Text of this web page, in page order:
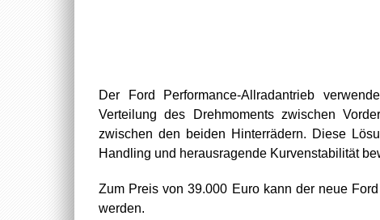
Der Ford Performance-Allradantrieb
Verteilung des Drehmoments zwischen
zwischen den beiden Hinterrädern. Diese
Handling und herausragende Kurvenstabilität
Zum Preis von 39.000 Euro kann der neue
werden.